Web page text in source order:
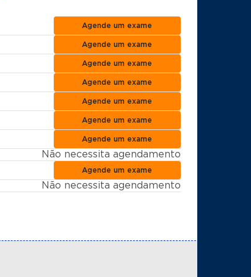
Agende um exame
Agende um exame
Agende um exame
Agende um exame
Agende um exame
Agende um exame
Agende um exame
Não necessita agendamento
Agende um exame
Não necessita agendamento